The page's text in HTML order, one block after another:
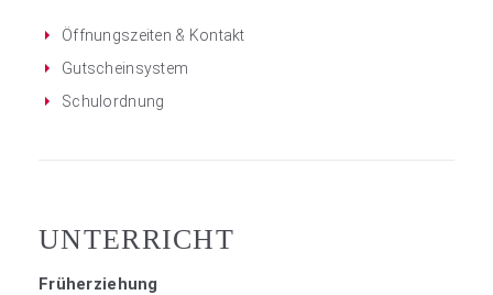
Öffnungszeiten & Kontakt
Gutscheinsystem
Schulordnung
UNTERRICHT
Früherziehung